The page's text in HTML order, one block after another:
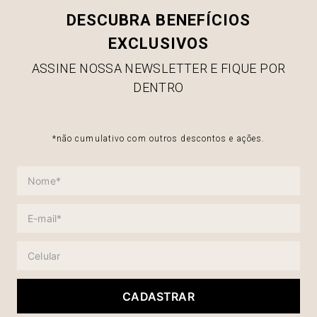
DESCUBRA BENEFÍCIOS
EXCLUSIVOS
ASSINE NOSSA NEWSLETTER E FIQUE POR
DENTRO
*não cumulativo com outros descontos e ações.
CADASTRAR